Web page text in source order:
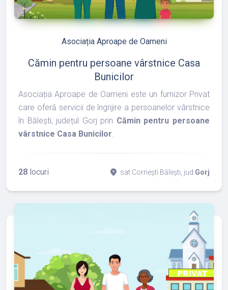
refresh edit
Asociația Aproape de Oameni
Cămin pentru persoane vârstnice Casa
Bunicilor
Asociația Aproape de Oameni este un furnizor Privat
care oferă servicii de îngrijire a persoanelor vârstnice
în Bălești, județul Gorj prin Cămin pentru persoane
vârstnice Casa Bunicilor.
28 locuri place sat Cornești Bălești, jud. Gorj